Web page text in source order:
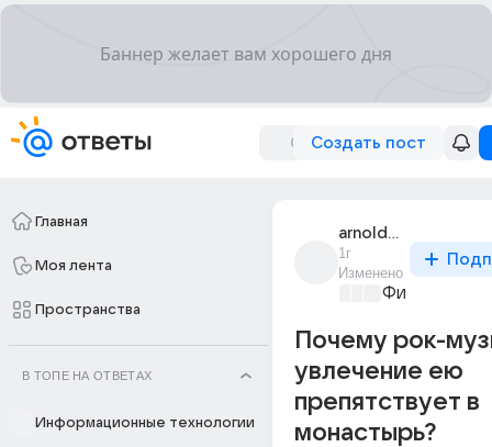
Создать пост
Главная
Моя лента
Пространства
В ТОПЕ НА ОТВЕТАХ
Информационные технологии
arnold_svart
1г
Изменено
Почему рок-
увлечение ею
препятствует в
монастырь?